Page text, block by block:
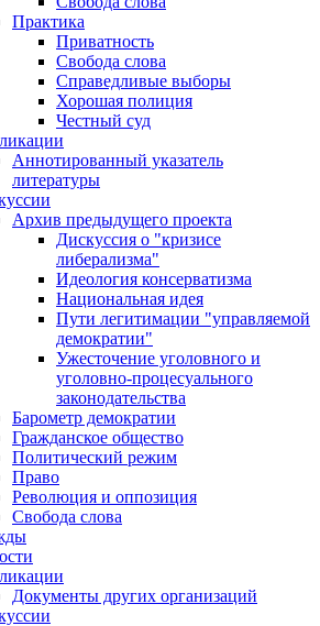
Практика
Приватность
Свобода слова
Справедливые выборы
Хорошая полиция
Честный суд
Аннотированный указатель
литературы
Архив предыдущего проекта
Дискуссия о "кризисе
либерализма"
Идеология консерватизма
Национальная идея
Пути легитимации "управляемой
демократии"
Ужесточение уголовного и
уголовно-процесуального
законодательства
Барометр демократии
Гражданское общество
Политический режим
Право
Революция и оппозиция
Свобода слова
Документы других организаций